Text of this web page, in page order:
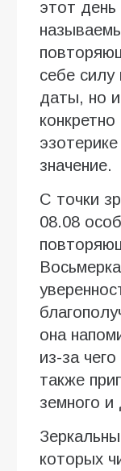
этот день
себе силу
даты, но
значение.
С точки
08.08
она
из-за
также
земного и
которых